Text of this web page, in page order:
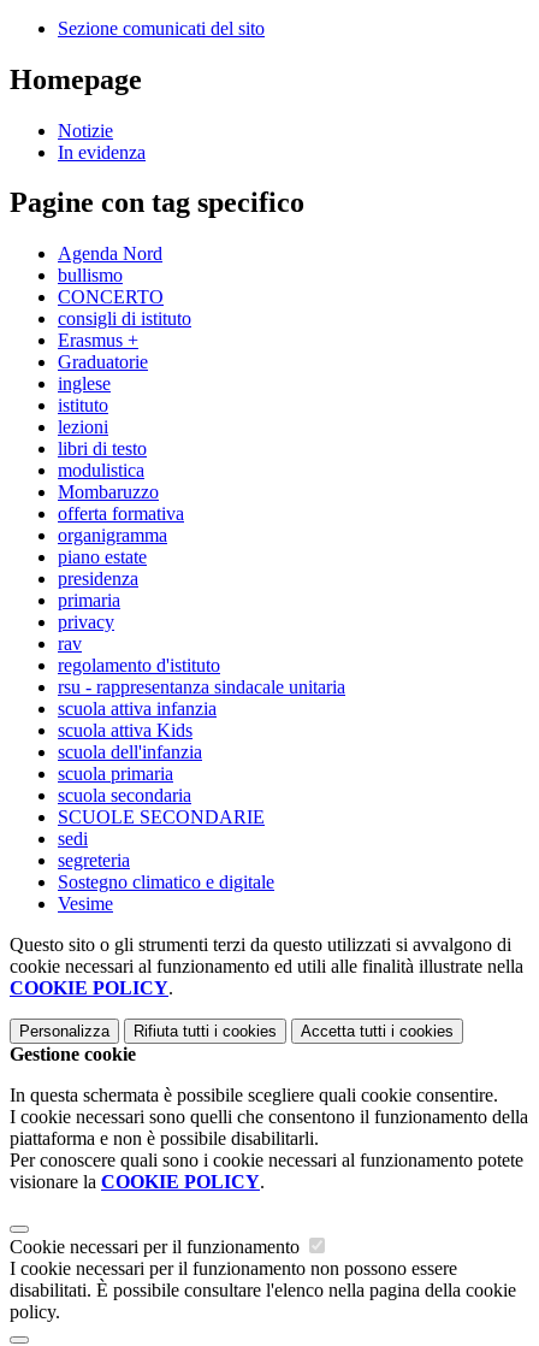
Sezione comunicati del sito
Homepage
Notizie
In evidenza
Pagine con tag specifico
Agenda Nord
bullismo
CONCERTO
consigli di istituto
Erasmus +
Graduatorie
inglese
istituto
lezioni
libri di testo
modulistica
Mombaruzzo
offerta formativa
organigramma
piano estate
presidenza
primaria
privacy
rav
regolamento d'istituto
rsu - rappresentanza sindacale unitaria
scuola attiva infanzia
scuola attiva Kids
scuola dell'infanzia
scuola primaria
scuola secondaria
SCUOLE SECONDARIE
sedi
segreteria
Sostegno climatico e digitale
Vesime
Questo sito o gli strumenti terzi da questo utilizzati si avvalgono di
cookie necessari al funzionamento ed utili alle finalità illustrate nella
COOKIE POLICY.
Personalizza Rifiuta tutti i cookies Accetta tutti i cookies
Gestione cookie
In questa schermata è possibile scegliere quali cookie consentire.
I cookie necessari sono quelli che consentono il funzionamento della
piattaforma e non è possibile disabilitarli.
Per conoscere quali sono i cookie necessari al funzionamento potete
visionare la COOKIE POLICY.
Cookie necessari per il funzionamento
I cookie necessari per il funzionamento non possono essere
disabilitati. È possibile consultare l'elenco nella pagina della cookie
policy.